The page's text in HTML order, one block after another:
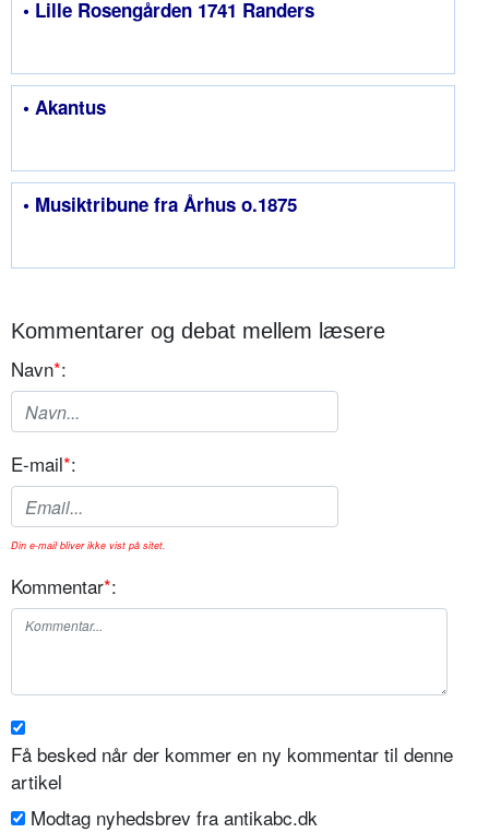
• Lille Rosengården 1741 Randers
• Akantus
• Musiktribune fra Århus o.1875
Kommentarer og debat mellem læsere
Navn*:
E-mail*:
Din e-mail bliver ikke vist på sitet.
Kommentar*:
Få besked når der kommer en ny kommentar til denne
artikel
Modtag nyhedsbrev fra antikabc.dk